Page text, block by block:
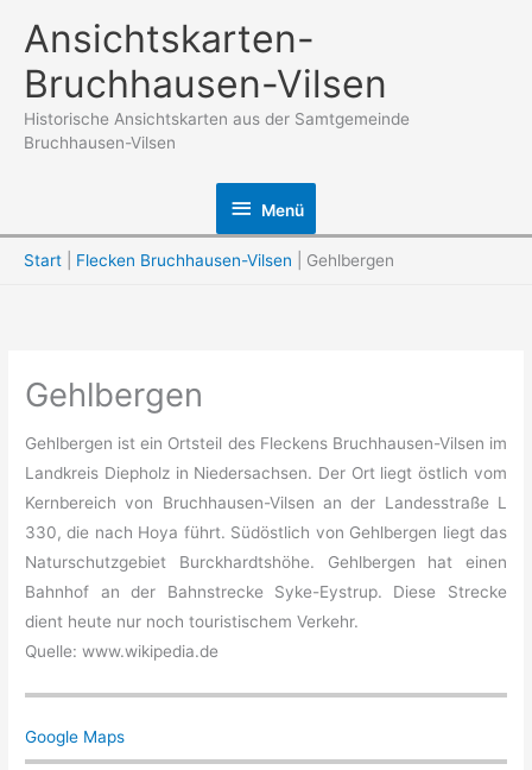
Inhalt
springen
Ansichtskarten-
Bruchhausen-Vilsen
Historische Ansichtskarten aus der Samtgemeinde
Bruchhausen-Vilsen
Menü
Menü
Start Flecken Bruchhausen-Vilsen Gehlbergen
Gehlbergen
Gehlbergen ist ein Ortsteil des Fleckens Bruchhausen-Vilsen im
Landkreis Diepholz in Niedersachsen. Der Ort liegt östlich vom
Kernbereich von Bruchhausen-Vilsen an der Landesstraße L
330, die nach Hoya führt. Südöstlich von Gehlbergen liegt das
Naturschutzgebiet Burckhardtshöhe. Gehlbergen hat einen
Bahnhof an der Bahnstrecke Syke-Eystrup. Diese Strecke
dient heute nur noch touristischem Verkehr.
Quelle: www.wikipedia.de
Google Maps